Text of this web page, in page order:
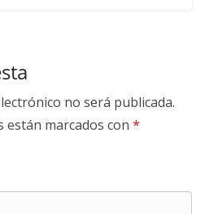
no será publicada.
marcados con *